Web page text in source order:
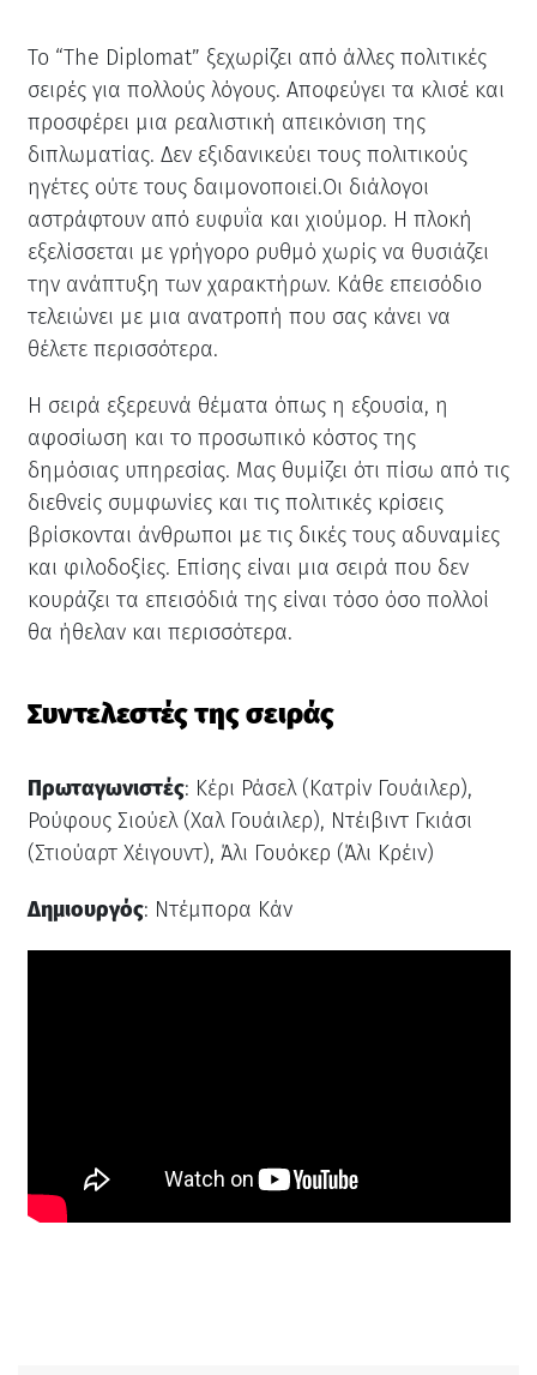
Το “The Diplomat” ξεχωρίζει από άλλες πολιτικές
σειρές για πολλούς λόγους. Αποφεύγει τα κλισέ και
προσφέρει μια ρεαλιστική απεικόνιση της
διπλωματίας. Δεν εξιδανικεύει τους πολιτικούς
ηγέτες ούτε τους δαιμονοποιεί.Οι διάλογοι
αστράφτουν από ευφυΐα και χιούμορ. Η πλοκή
εξελίσσεται με γρήγορο ρυθμό χωρίς να θυσιάζει
την ανάπτυξη των χαρακτήρων. Κάθε επεισόδιο
τελειώνει με μια ανατροπή που σας κάνει να
θέλετε περισσότερα.
Η σειρά εξερευνά θέματα όπως η εξουσία, η
αφοσίωση και το προσωπικό κόστος της
δημόσιας υπηρεσίας. Μας θυμίζει ότι πίσω από τις
διεθνείς συμφωνίες και τις πολιτικές κρίσεις
βρίσκονται άνθρωποι με τις δικές τους αδυναμίες
και φιλοδοξίες. Επίσης είναι μια σειρά που δεν
κουράζει τα επεισόδιά της είναι τόσο όσο πολλοί
θα ήθελαν και περισσότερα.
Συντελεστές της σειράς
Πρωταγωνιστές: Κέρι Ράσελ (Κατρίν Γουάιλερ),
Ρούφους Σιούελ (Χαλ Γουάιλερ), Ντέιβιντ Γκιάσι
(Στιούαρτ Χέιγουντ), Άλι Γουόκερ (Άλι Κρέιν)
Δημιουργός: Ντέμπορα Κάν